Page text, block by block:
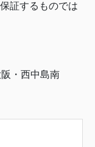
証するものでは
・西中島南